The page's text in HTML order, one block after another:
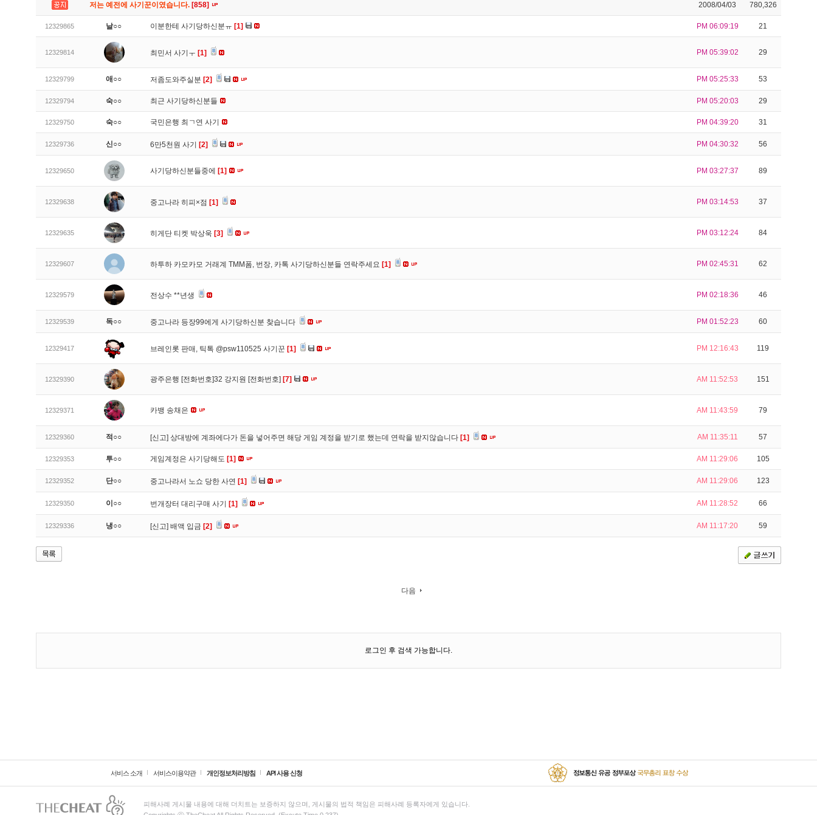
저는 예전에 사기꾼이였습니다. [858] 2008/04/03 780,326
12329865 날○○ 이분한테 사기당하신분ㅠ [1] PM 06:09:19 21
12329814 최민서 사기ㅜ [1] PM 05:39:02 29
12329799 애○○ 저좀도와주실분 [2] PM 05:25:33 53
12329794 숙○○ 최근 사기당하신분들 PM 05:20:03 29
12329750 숙○○ 국민은행 최ㄱ연 사기 PM 04:39:20 31
12329736 신○○ 6만5천원 사기 [2] PM 04:30:32 56
12329650 사기당하신분들중에 [1] PM 03:27:37 89
12329638 중고나라 히피×점 [1] PM 03:14:53 37
12329635 히게단 티켓 박상욱 [3] PM 03:12:24 84
12329607 하투하 카모카모 거래계 TMM폼, 번장, 카톡 사기당하신분들 연락주세요 [1] PM 02:45:31 62
12329579 전상수 **년생 PM 02:18:36 46
12329539 독○○ 중고나라 등장99에게 사기당하신분 찾습니다 PM 01:52:23 60
12329417 브레인롯 판매, 틱톡 @psw110525 사기꾼 [1] PM 12:16:43 119
12329390 광주은행 [전화번호]32 강지원 [전화번호] [7] AM 11:52:53 151
12329371 카뱅 송채은 AM 11:43:59 79
12329360 적○○ [신고] 상대방에 계좌에다가 돈을 넣어주면 해당 게임 계정을 받기로 했는데 연락을 받지않습니다 [1] AM 11:35:11 57
12329353 투○○ 게임계정은 사기당해도 [1] AM 11:29:06 105
12329352 단○○ 중고나라서 노쇼 당한 사연 [1] AM 11:29:06 123
12329350 이○○ 번개장터 대리구매 사기 [1] AM 11:28:52 66
12329336 냉○○ [신고] 배액 입금 [2] AM 11:17:20 59
다음
로그인 후 검색 가능합니다.
서비스 소개 서비스이용약관 개인정보처리방침 API 사용 신청
피해사례 게시물 내용에 대해 더치트는 보증하지 않으며, 게시물의 법적 책임은 피해사례 등록자에게 있습니다.